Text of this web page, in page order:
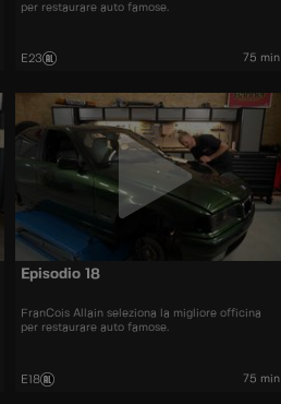
per restaurare auto famose.
E23 75 min
Episodio 18
FranCois Allain seleziona la migliore officina
per restaurare auto famose.
E18 75 min